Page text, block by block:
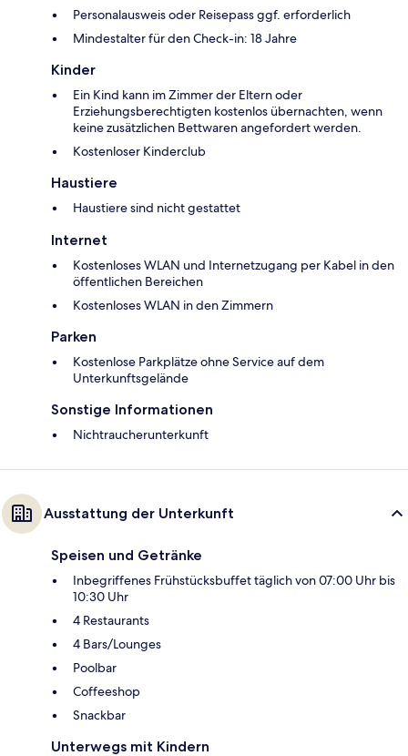
Personalausweis oder Reisepass ggf. erforderlich
Mindestalter für den Check-in: 18 Jahre
Kinder
Ein Kind kann im Zimmer der Eltern oder
Erziehungsberechtigten kostenlos übernachten, wenn
keine zusätzlichen Bettwaren angefordert werden.
Kostenloser Kinderclub
Haustiere
Haustiere sind nicht gestattet
Internet
Kostenloses WLAN und Internetzugang per Kabel in den
öffentlichen Bereichen
Kostenloses WLAN in den Zimmern
Parken
Kostenlose Parkplätze ohne Service auf dem
Unterkunftsgelände
Sonstige Informationen
Nichtraucherunterkunft
Ausstattung der Unterkunft
Speisen und Getränke
Inbegriffenes Frühstücksbuffet täglich von 07:00 Uhr bis
10:30 Uhr
4 Restaurants
4 Bars/Lounges
Poolbar
Coffeeshop
Snackbar
Unterwegs mit Kindern